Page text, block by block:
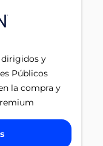
dirigidos y
Públicos
la compra y